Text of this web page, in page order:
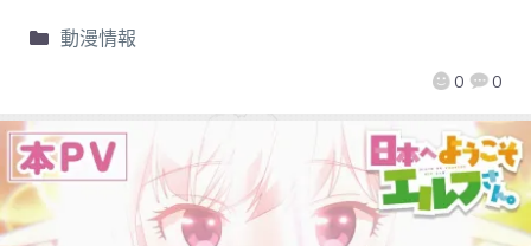
0 0
動漫情報